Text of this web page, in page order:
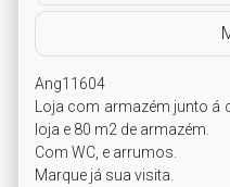
Ang11604
Loja com armazém junto
loja e 80 m2 de armazém.
Com WC, e arrumos.
Marque já sua visita.